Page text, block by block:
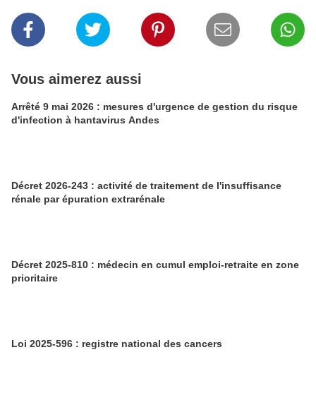
Vous aimerez aussi
Arrêté 9 mai 2026 : mesures d'urgence de gestion du risque
d'infection à hantavirus Andes
Décret 2026-243 : activité de traitement de l'insuffisance
rénale par épuration extrarénale
Décret 2025-810 : médecin en cumul emploi-retraite en zone
prioritaire
Loi 2025-596 : registre national des cancers